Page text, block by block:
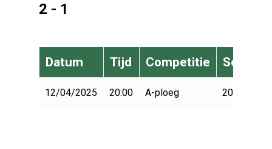
2 - 1
Datum Tijd Competitie Seizoen
12/04/2025 20:00 A-ploeg 2024-2025